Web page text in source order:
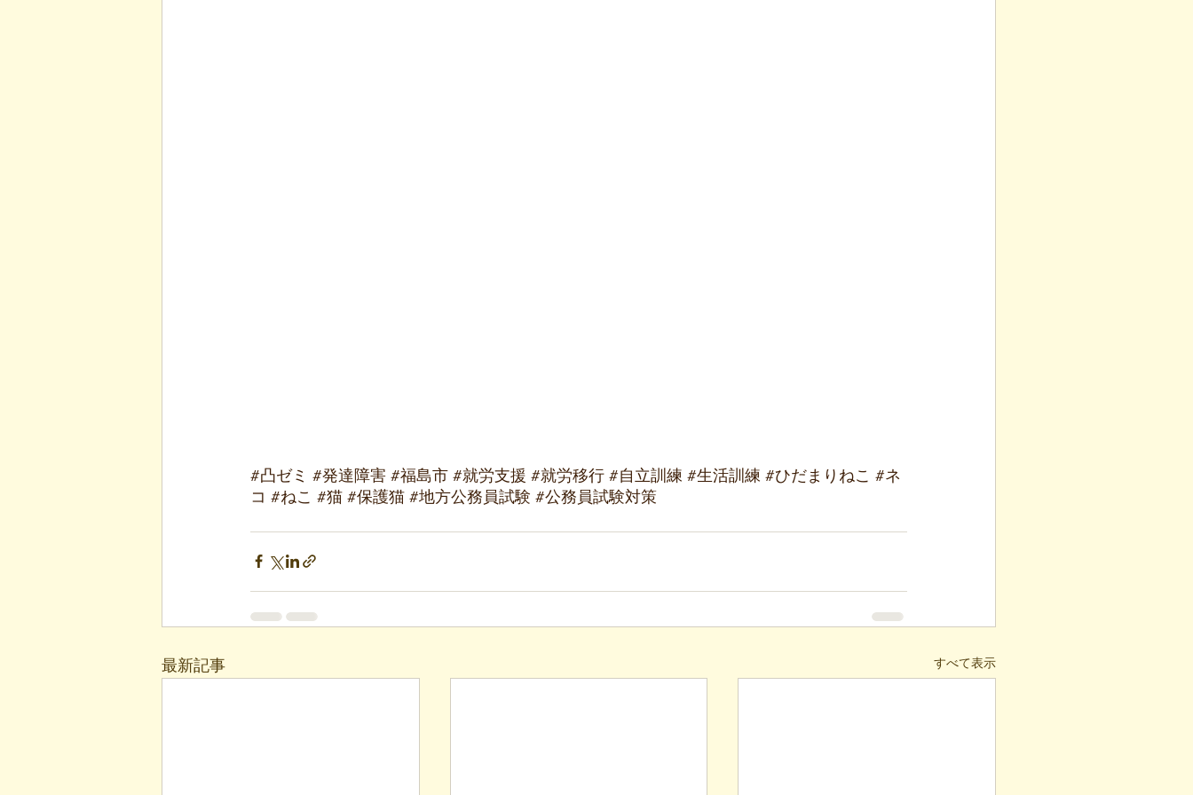
#凸ゼミ #発達障害 #福島市 #就労支援 #就労移行 #自立訓練 #生活訓練 #ひだまりねこ #ネ
コ #ねこ #猫 #保護猫 #地方公務員試験 #公務員試験対策
最新記事 すべて表示